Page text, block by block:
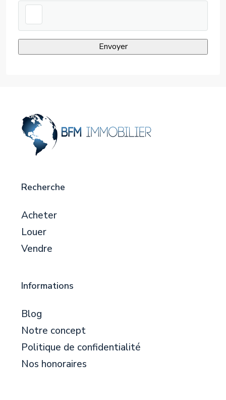
Recherche
Acheter
Louer
Vendre
Informations
Blog
Notre concept
Politique de confidentialité
Nos honoraires